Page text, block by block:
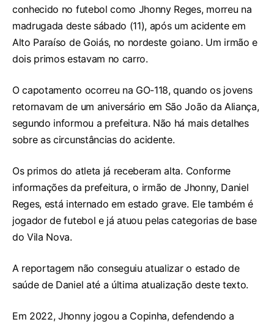
conhecido no futebol como Jhonny Reges, morreu na
madrugada deste sábado (11), após um acidente em
Alto Paraíso de Goiás, no nordeste goiano. Um irmão e
dois primos estavam no carro.
O capotamento ocorreu na GO-118, quando os jovens
retornavam de um aniversário em São João da Aliança,
segundo informou a prefeitura. Não há mais detalhes
sobre as circunstâncias do acidente.
Os primos do atleta já receberam alta. Conforme
informações da prefeitura, o irmão de Jhonny, Daniel
Reges, está internado em estado grave. Ele também é
jogador de futebol e já atuou pelas categorias de base
do Vila Nova.
A reportagem não conseguiu atualizar o estado de
saúde de Daniel até a última atualização deste texto.
Em 2022, Jhonny jogou a Copinha, defendendo a